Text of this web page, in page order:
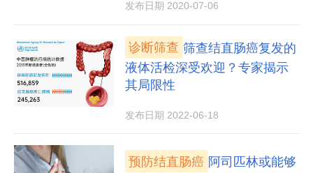
发布日期 2020-07-06
诊断筛查 筛查结直肠癌复发的
液体活检深受欢迎？专家揭示
其局限性
发布日期 2022-06-18
预防结直肠癌 阿司匹林或能够